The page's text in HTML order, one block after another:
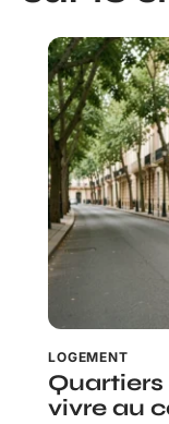
LOGEMENT
vivre au